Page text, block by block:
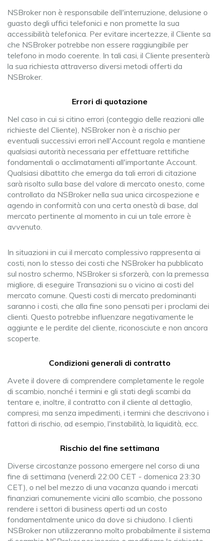
NSBroker non è responsabile dell'interruzione, delusione o
guasto degli uffici telefonici e non promette la sua
accessibilità telefonica. Per evitare incertezze, il Cliente sa
che NSBroker potrebbe non essere raggiungibile per
telefono in modo coerente. In tali casi, il Cliente presenterà
la sua richiesta attraverso diversi metodi offerti da
NSBroker.
Errori di quotazione
Nel caso in cui si citino errori (conteggio delle reazioni alle
richieste del Cliente), NSBroker non è a rischio per
eventuali successivi errori nell'Account regola e mantiene
qualsiasi autorità necessaria per effettuare rettifiche
fondamentali o acclimatamenti all'importante Account.
Qualsiasi dibattito che emerga da tali errori di citazione
sarà risolto sulla base del valore di mercato onesto, come
controllato da NSBroker nella sua unica circospezione e
agendo in conformità con una certa onestà di base, dal
mercato pertinente al momento in cui un tale errore è
avvenuto.
In situazioni in cui il mercato complessivo rappresenta ai
costi, non lo stesso dei costi che NSBroker ha pubblicato
sul nostro schermo, NSBroker si sforzerà, con la premessa
migliore, di eseguire Transazioni su o vicino ai costi del
mercato comune. Questi costi di mercato predominanti
saranno i costi, che alla fine sono pensati per i proclami dei
clienti. Questo potrebbe influenzare negativamente le
aggiunte e le perdite del cliente, riconosciute e non ancora
scoperte.
Condizioni generali di contratto
Avete il dovere di comprendere completamente le regole
di scambio, nonché i termini e gli stati degli scambi da
tentare e, inoltre, il contratto con il cliente al dettaglio,
compresi, ma senza impedimenti, i termini che descrivono i
fattori di rischio, ad esempio, l'instabilità, la liquidità, ecc.
Rischio del fine settimana
Diverse circostanze possono emergere nel corso di una
fine di settimana (venerdì 22:00 CET - domenica 23:30
CET), o nel bel mezzo di una vacanza quando i mercati
finanziari comunemente vicini allo scambio, che possono
rendere i settori di business aperti ad un costo
fondamentalmente unico da dove si chiudono. I clienti
NSBroker non utilizzeranno molto probabilmente il sistema